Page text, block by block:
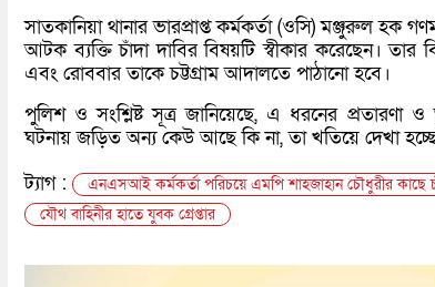
সাতকানিয়া থানার ভারপ্রাপ্ত কর্মকর্তা (ওসি) মঞ্জুরুল হক
আটক ব্যক্তি চাঁদা দাবির বিষয়টি স্বীকার করেছেন।
এবং রোববার তাকে চট্টগ্রাম আদালতে পাঠানো হবে।
পুলিশ ও সংশ্লিষ্ট সূত্র জানিয়েছে, এ ধরনের প্রতারণা
ঘটনায় জড়িত অন্য কেউ আছে কি না, তা খতিয়ে দেখা
ট্যাগ :
এনএসআই কর্মকর্তা পরিচয়ে এমপি শাহজাহান চৌধুরীর কাছে
যৌথ বাহিনীর হাতে যুবক গ্রেপ্তার